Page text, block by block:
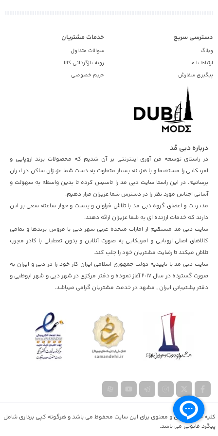
دسترسی سریع
وبلاگ
ارتباط با ما
پیگیری سفارش
خدمات مشتریان
سوالات متداول
رویه بازگردانی کالا
حریم خصوصی
درباره دبی مُد
در راستای توسعه فن آوری اینترنتی بر آن شدیم که محصولات برند اروپایی و
امریکایی را مستقیما و با هزینه بسیار متفاوت به دست شما عزیزان ساکن در ایران
برسانیم. در این راستا سایت دبی مد را تاسیس کرده تا بدین واسطه به سهولت و
آسانی اجناس مورد نظر را در دسترس شما عزیزان قرار دهیم.
مدیریت و اعضای گروه دبی مد با تلاش فراوان و بیست و چهار ساعته سعی بر این
دارند که خدمات ارزنده ای به شما عزیزان ارائه دهند.
سایت دبی مد مستقیم از امارات متحده عربی شهر دبی با فروش برندها و تمامی
کالاهای اصلی اروپایی و امریکایی به صورت آنلاین و بدون تعطیلی با کادر مجرب
تلاش میکند تا رضایت مشتریان خود را جلب کند.
سایت دبی مد با تاییدیه دولت جمهوری اسلامی ایران کار خود را در دبی و ایران به
صورت گسترده در سال ٢٠١۷ آغاز نموده و دفتر مرکزی در شهر دبی و شهر ابوظبی و
دفتر پشتیبانی ایران , مشهد در خدمت مشتریان گرامی میباشد.
کلیه حقوق مادی و معنوی برای این سایت محفوظ می باشد و هرگونه کپی برداری شامل
پیگرد قانونی می باشد.